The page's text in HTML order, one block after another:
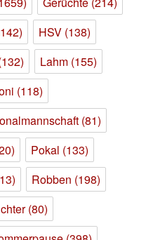
HSV (138)
Lahm (155)
(118)
(81)
Pokal (133)
Robben (198)
(80)